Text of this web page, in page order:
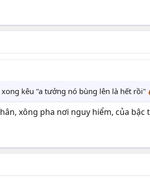
kêu "a tưởng nó bùng lên là hết rồi"
xông pha nơi nguy hiểm, của